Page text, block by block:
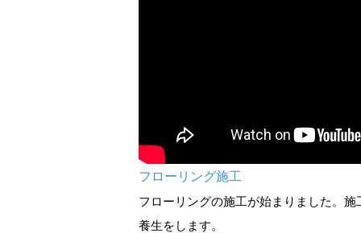
フローリング施工
フローリングの施工が始まりました。
養生をします。